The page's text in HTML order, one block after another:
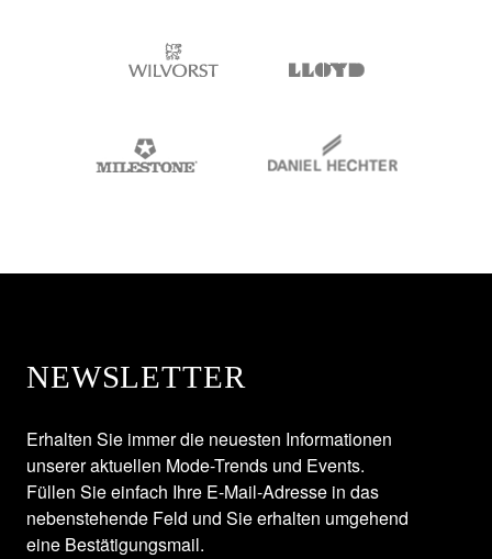
NEWSLETTER
Erhalten Sie immer die neuesten Informationen
unserer aktuellen Mode-Trends und Events.
Füllen Sie einfach Ihre E-Mail-Adresse in das
nebenstehende Feld und Sie erhalten umgehend
eine Bestätigungsmail.